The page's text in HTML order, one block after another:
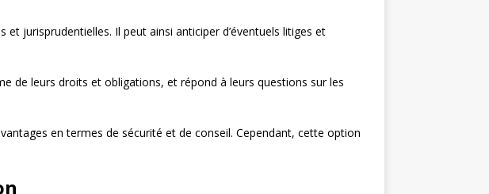
jurisprudentielles. Il peut ainsi anticiper d’éventuels litiges et
de leurs droits et obligations, et répond à leurs questions sur les
en termes de sécurité et de conseil. Cependant, cette option